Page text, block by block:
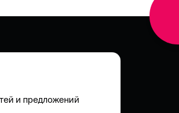
и предложений